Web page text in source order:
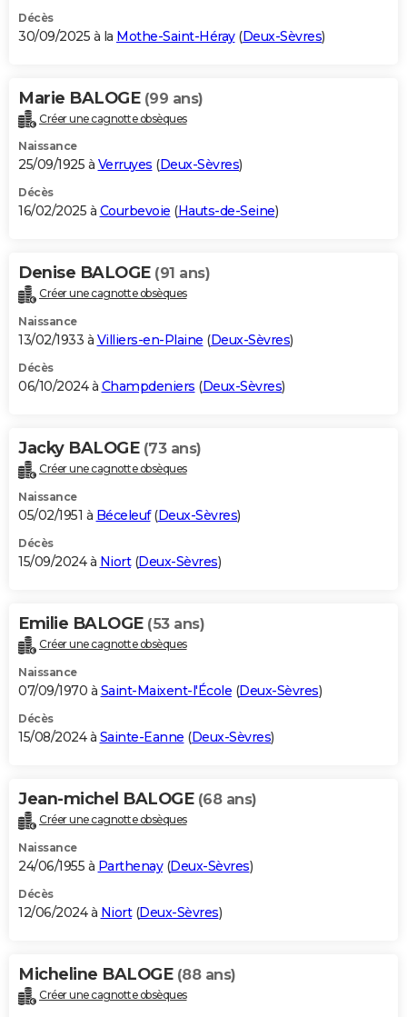
Décès
30/09/2025 à la Mothe-Saint-Héray(Deux-Sèvres)
Marie BALOGE (99 ans)
Créer une cagnotte obsèques
Naissance
25/09/1925 à Verruyes (Deux-Sèvres)
Décès
16/02/2025 à Courbevoie (Hauts-de-Seine)
Denise BALOGE (91 ans)
Créer une cagnotte obsèques
Naissance
13/02/1933 à Villiers-en-Plaine (Deux-Sèvres)
Décès
06/10/2024 à Champdeniers (Deux-Sèvres)
Jacky BALOGE (73 ans)
Créer une cagnotte obsèques
Naissance
05/02/1951 à Béceleuf(Deux-Sèvres)
Décès
15/09/2024 à Niort(Deux-Sèvres)
Emilie BALOGE (53 ans)
Créer une cagnotte obsèques
Naissance
07/09/1970 à Saint-Maixent-l'École (Deux-Sèvres)
Décès
15/08/2024 à Sainte-Eanne (Deux-Sèvres)
Jean-michel BALOGE (68 ans)
Créer une cagnotte obsèques
Naissance
24/06/1955 à Parthenay(Deux-Sèvres)
Décès
12/06/2024 à Niort(Deux-Sèvres)
Micheline BALOGE (88 ans)
Créer une cagnotte obsèques